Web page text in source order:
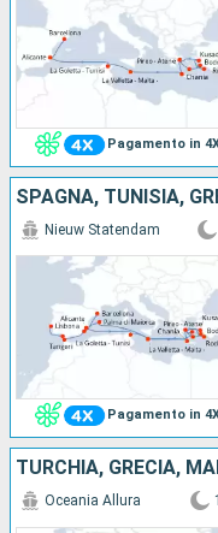
Pagamento in
Pagamento in
Nieuw Statendam
TURCHIA, GRECIA,
Oceania Allura